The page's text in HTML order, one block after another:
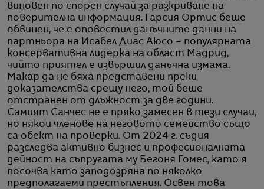
виновен по спорен случай за разкриване на
поверителна информация. Гарсия Ортис беше
обвинен, че е оповестил данъчните данни на
партньора на Исабел Диас Аюсо – популярната
консервативна лидерка на област Мадрид,
чийто приятел е извършил данъчна измама.
Макар да не бяха представени преки
доказателства срещу него, той беше
отстранен от длъжност за две години.
Самият Санчес не е пряко замесен в тези случаи,
но някои членове на неговото семейство също
са обект на проверки. От 2024 г. съдия
разследва активно бизнес и професионалната
дейност на съпругата му Бегоня Гомес, като я
посочва като заподозряна по няколко
предполагаеми престъпления. Освен това